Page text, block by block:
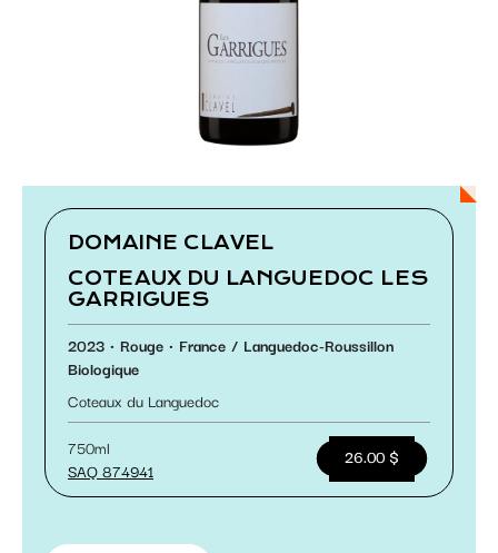
Paramétrer les cookies
DOMAINE CLAVEL
COTEAUX DU LANGUEDOC LES
GARRIGUES
2023 Rouge France
Languedoc-Roussillon
Biologique
Coteaux du Languedoc
750ml
SAQ 874941
26.00 $